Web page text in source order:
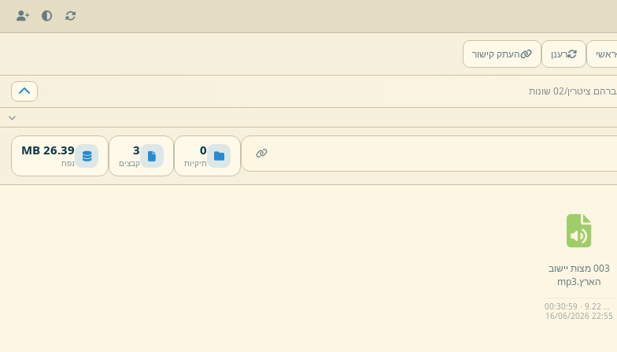
ראשי רענן העתק קישור
02 שונות
0
תיקיות
3
קבצים
26.39 MB
נפח
003 מצות יישוב
הארץ.mp3
00:30:59 · 9.22 MB
16/06/2026 22:55